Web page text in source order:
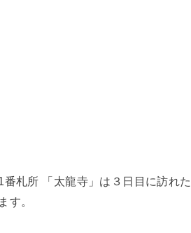
札所 「太龍寺」は３日目に訪れ
す。